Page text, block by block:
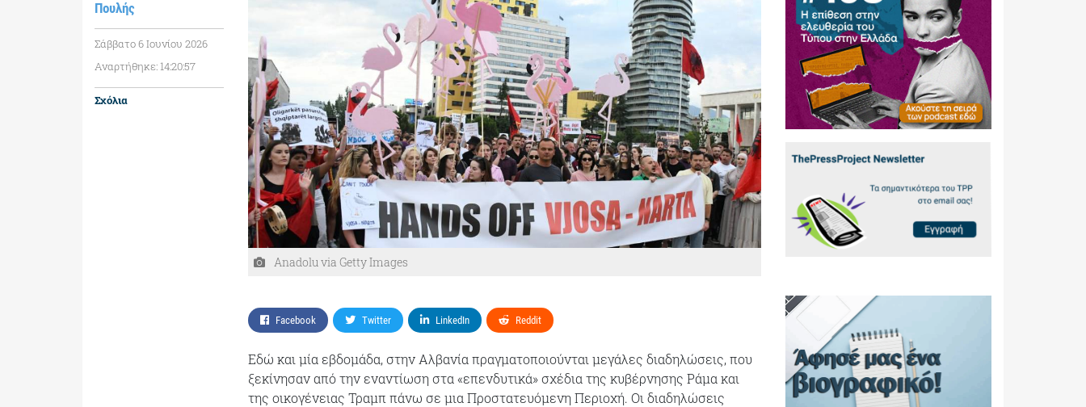
Πουλής
Σάββατο 6 Ιουνίου 2026
Αναρτήθηκε: 14:20:57
Σχόλια
Anadolu via Getty Images
Facebook Twitter LinkedIn Reddit
Εδώ και μία εβδομάδα, στην Αλβανία πραγματοποιούνται μεγάλες διαδηλώσεις, που
ξεκίνησαν από την εναντίωση στα «επενδυτικά» σχέδια της κυβέρνησης Ράμα και
της οικογένειας Τραμπ πάνω σε μια Προστατευόμενη Περιοχή. Οι διαδηλώσεις